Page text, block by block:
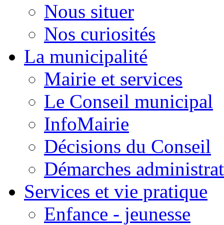
Nous situer
Nos curiosités
La municipalité
Mairie et services
Le Conseil municipal
InfoMairie
Décisions du Conseil
Démarches
Services et vie pratique
Enfance - jeunesse